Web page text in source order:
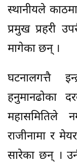
स्थानीयले
प्रमुख प्रहरी
मागेका छन् ।
घटनालगत्तै
हनुमानढोका
महासमितिले
राजीनामा र
सारेका छन् ।